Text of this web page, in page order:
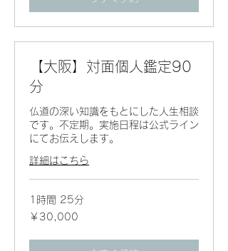
【大阪】対面個人鑑定90
分
仏道の深い知識をもとにした人生相談
です。不定期。実施日程は公式ライン
にてお伝えします。
詳細はこちら
1時間 25分
30,000
円
￥30,000